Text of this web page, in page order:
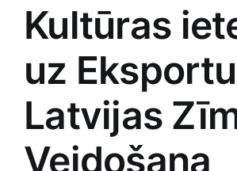
Kultūras
uz
Latvijas
Veidošana